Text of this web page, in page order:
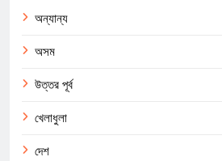
অন্যান্য
অসম
উত্তর পূর্ব
খেলাধুলা
দেশ